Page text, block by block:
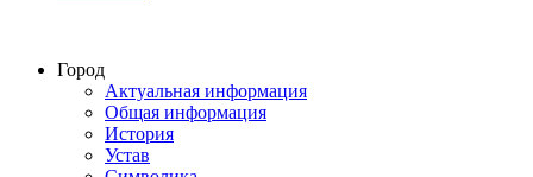
Город
Актуальная информация
Общая информация
История
Устав